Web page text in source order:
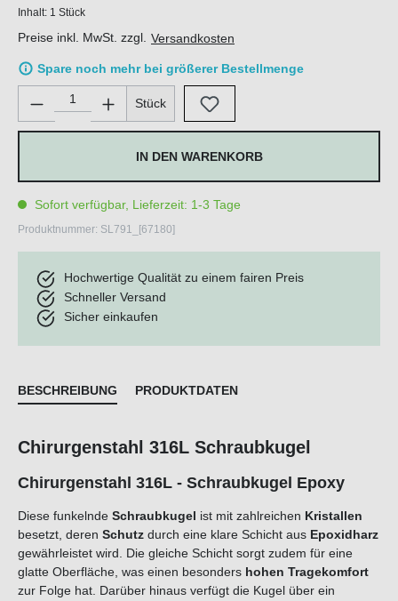
Inhalt: 1 Stück
Preise inkl. MwSt. zzgl. Versandkosten
Spare noch mehr bei größerer Bestellmenge
Produkt Anzahl: Gib den gewünschten Wert ein oder
Stück
IN DEN WARENKORB
Sofort verfügbar, Lieferzeit: 1-3 Tage
Produktnummer: SL791_[67180]
Hochwertige Qualität zu einem fairen Preis
Schneller Versand
Sicher einkaufen
BESCHREIBUNG PRODUKTDATEN
Chirurgenstahl 316L Schraubkugel
Chirurgenstahl 316L - Schraubkugel Epoxy
Diese funkelnde Schraubkugel ist mit zahlreichen Kristallen
besetzt, deren Schutz durch eine klare Schicht aus Epoxidharz
gewährleistet wird. Die gleiche Schicht sorgt zudem für eine
glatte Oberfläche, was einen besonders hohen Tragekomfort
zur Folge hat. Darüber hinaus verfügt die Kugel über ein